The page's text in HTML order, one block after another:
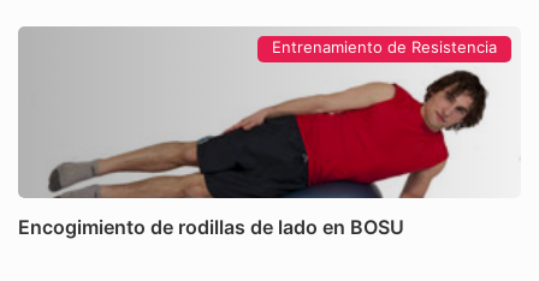
Entrenamiento de Resistencia
Encogimiento de rodillas de lado en BOSU